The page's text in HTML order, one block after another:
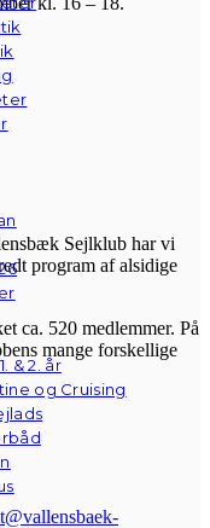
& 2. år
og Cruising
Sejlklub har vi
program af alsidige
ca. 520 medlemmer. På
mange forskellige